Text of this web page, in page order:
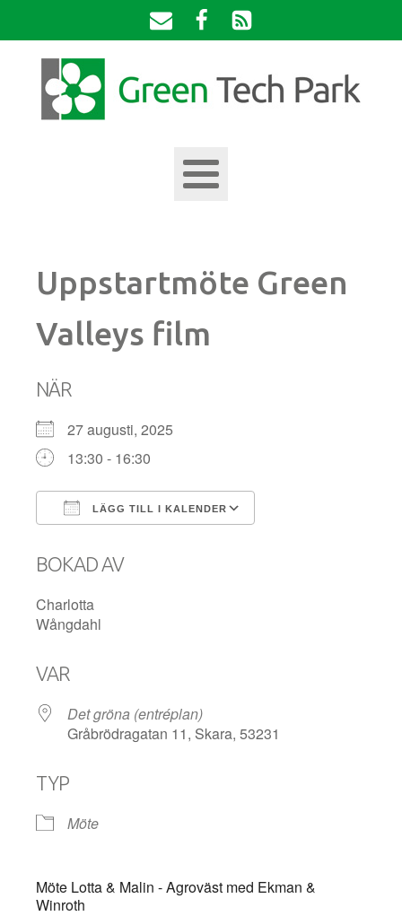
Uppstartmöte Green
Valleys film
NÄR
27 augusti, 2025
13:30 - 16:30
LÄGG TILL I KALENDER
BOKAD AV
Charlotta
Wångdahl
VAR
Det gröna (entréplan)
Gråbrödragatan 11, Skara, 53231
TYP
Möte
Möte Lotta & Malin - Agroväst med Ekman &
Winroth